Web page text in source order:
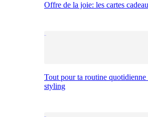
Offre de la joie: les cartes
Tout pour ta routine quotidienne
styling